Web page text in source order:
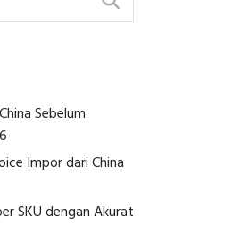
Sebelum
Impor dari China
SKU dengan Akurat